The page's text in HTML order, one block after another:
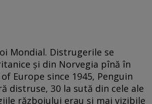
Mondial. Distrugerile se
și din Norvegia pînă în
Europe since 1945, Penguin
distruse, 30 la sută din cele ale
războiului erau și mai vizibile